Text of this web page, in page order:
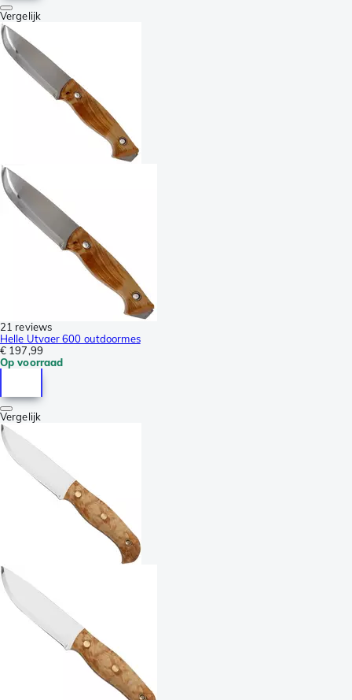
Vergelijk
21 reviews
Helle Utvaer 600 outdoormes
€ 197,99
Op voorraad
Vergelijk